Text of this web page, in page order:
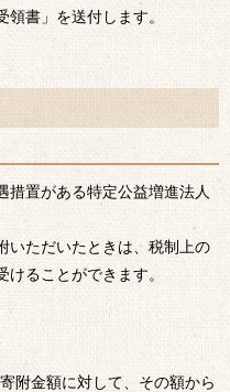
書」を送付します。
措置がある特定公益増進法人
いただいたときは、税制上の
ることができます。
附金額に対して、その額から